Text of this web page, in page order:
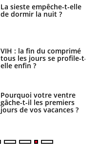
La sieste empêche-t-elle
de dormir la nuit ?
VIH : la fin du comprimé
tous les jours se profile-t-
elle enfin ?
Pourquoi votre ventre
gâche-t-il les premiers
jours de vos vacances ?